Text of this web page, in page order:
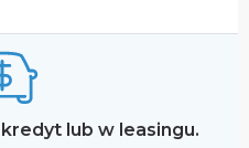
lub w leasingu.